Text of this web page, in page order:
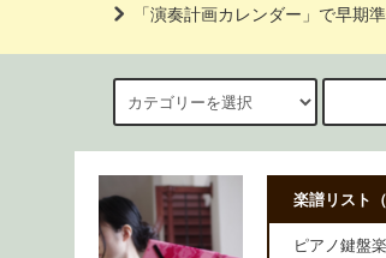
「演奏計画カレンダー」で早期
楽譜リスト（
ピアノ鍵盤